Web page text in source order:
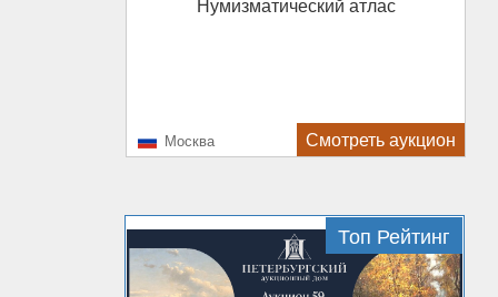
Москва Смотреть аукцион
Топ Рейтинг